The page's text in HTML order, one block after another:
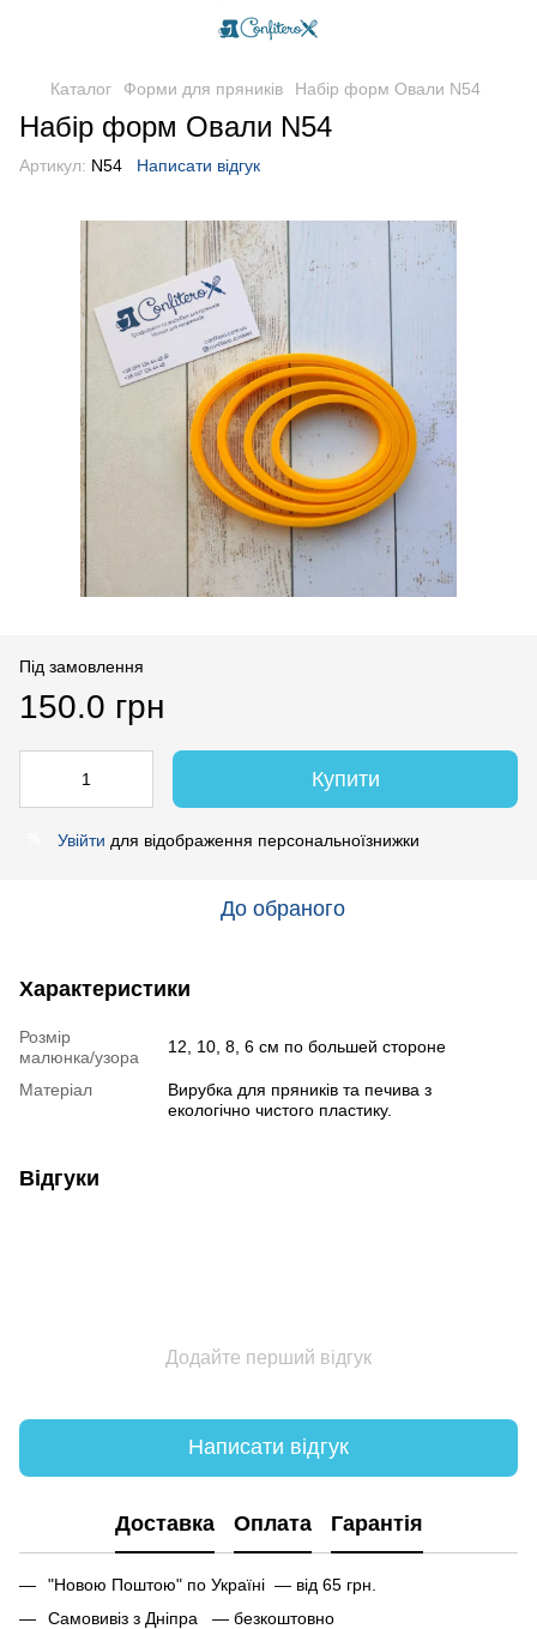
Каталог Форми для пряників Набір форм Овали N54
Набір форм Овали N54
Артикул: N54 Написати відгук
Під замовлення
150.0 грн
Купити
Увійти для відображення персональноїзнижки
До обраного
Характеристики
Розмір
малюнка/узора
12, 10, 8, 6 см по большей стороне
Матеріал
Вирубка для пряників та печива з
екологічно чистого пластику.
Відгуки
Додайте перший відгук
Написати відгук
Доставка Оплата Гарантія
"Новою Поштою" по Україні — від 65 грн.
Самовивіз з Дніпра — безкоштовно